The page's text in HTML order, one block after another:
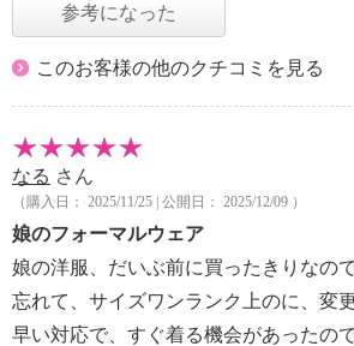
参考になった
このお客様の他のクチコミを見る
なる さん
（購入日： 2025/11/25 | 公開日： 2025/12/09 ）
娘のフォーマルウェア
娘の洋服、だいぶ前に買ったきりなの
忘れて、サイズワンランク上のに、変
早い対応で、すぐ着る機会があったの